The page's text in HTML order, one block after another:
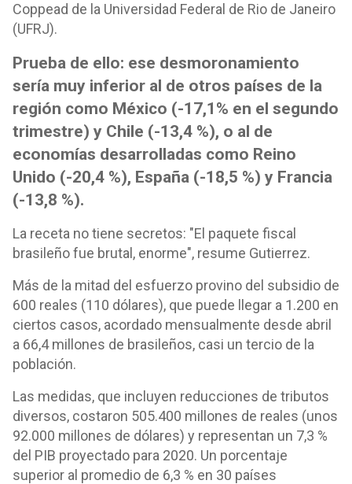
Coppead de la Universidad Federal de Rio de Janeiro
(UFRJ).
Prueba de ello: ese desmoronamiento
sería muy inferior al de otros países de la
región como México (-17,1% en el segundo
trimestre) y Chile (-13,4 %), o al de
economías desarrolladas como Reino
Unido (-20,4 %), España (-18,5 %) y Francia
(-13,8 %).
La receta no tiene secretos: "El paquete fiscal
brasileño fue brutal, enorme", resume Gutierrez.
Más de la mitad del esfuerzo provino del subsidio de
600 reales (110 dólares), que puede llegar a 1.200 en
ciertos casos, acordado mensualmente desde abril
a 66,4 millones de brasileños, casi un tercio de la
población.
Las medidas, que incluyen reducciones de tributos
diversos, costaron 505.400 millones de reales (unos
92.000 millones de dólares) y representan un 7,3 %
del PIB proyectado para 2020. Un porcentaje
superior al promedio de 6,3 % en 30 países